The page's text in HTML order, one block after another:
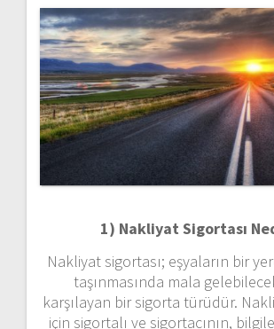
1) Nakliyat Sigortası
Nakliyat sigortası; eşyaların bir
taşınmasında mala
karşılayan bir sigorta türüdür.
için sigortalı ve sigortacının,